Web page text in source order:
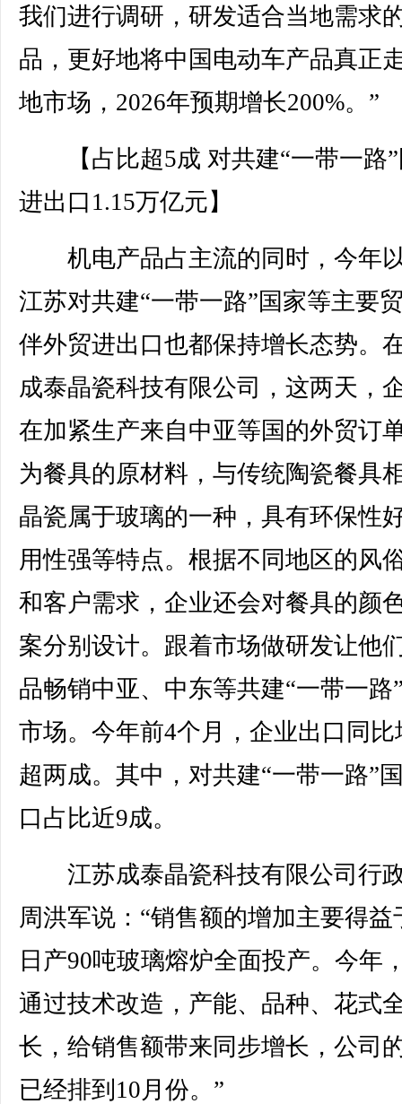
我们进行调研，研发适合当地需求
品，更好地将中国电动车产品真正
地市场，2026年预期增长200%。”
【占比超5成 对共建“一带一路”
进出口1.15万亿元】
机电产品占主流的同时，今年
江苏对共建“一带一路”国家等主要
伴外贸进出口也都保持增长态势。
成泰晶瓷科技有限公司，这两天，
在加紧生产来自中亚等国的外贸订
为餐具的原材料，与传统陶瓷餐具
晶瓷属于玻璃的一种，具有环保性
用性强等特点。根据不同地区的风
和客户需求，企业还会对餐具的颜
案分别设计。跟着市场做研发让他
品畅销中亚、中东等共建“一带一路
市场。今年前4个月，企业出口同比
超两成。其中，对共建“一带一路”
口占比近9成。
江苏成泰晶瓷科技有限公司行
周洪军说：“销售额的增加主要得益
日产90吨玻璃熔炉全面投产。今年
通过技术改造，产能、品种、花式
长，给销售额带来同步增长，公司
已经排到10月份。”